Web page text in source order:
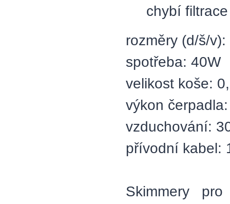
chybí filtrace
rozměry (d/š/
spotřeba: 40W
velikost koše:
výkon
vzduchování:
přívodní kabel:
Skimmery